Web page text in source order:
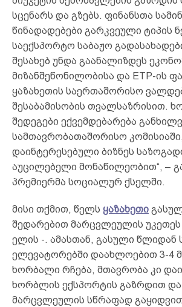
სცენარს და გზებს. ფინანსთა
წინადადებები გარკვეული ტიპის
საექსპორტო საბაჟო
შესახებ უნდა გაანალიზდეს
მიზანშეწონილობისა და ETP-ის
ყაზახეთის საერთაშორისო
შესაბამისობის თვალსაზრისით.
შედეგები ექვემდებარება
სამთავრობათაშორისო კომისიაში,
დაინტერესებული ბიზნეს
აუცილებელი მონაწილეობით“, –
პრემიერმა სოციალურ ქსელში.
მისი თქმით, წელს ყაზახეთი
შედარებით მარცვლეულის
ელის -. ამასთან, გასული წლიდან
ელევატორებში დაახლოებით 3-4
ხორბალი რჩება, მთავრობა კი
ხორბლის ექსპორტის გაზრდით
მარცვლეულის სწრაფად